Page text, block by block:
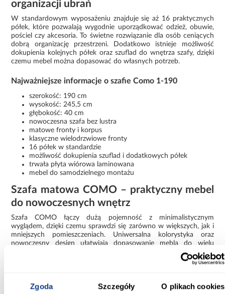
Zgoda Szczegóły O plikach cookies
organizacji ubrań
W standardowym wyposażeniu znajduje się aż 16 praktycznych
półek, które pozwalają wygodnie uporządkować odzież, obuwie,
pościel czy akcesoria. To świetne rozwiązanie dla osób ceniących
dobrą organizację przestrzeni. Dodatkowo istnieje możliwość
dokupienia kolejnych półek oraz szuflad do wnętrza szafy, dzięki
czemu mebel można dopasować do własnych potrzeb.
Najważniejsze informacje o szafie Como 1-190
szerokość: 190 cm
wysokość: 245,5 cm
głębokość: 40 cm
nowoczesna szafa bez lustra
matowe fronty i korpus
klasyczne wielodrzwiowe fronty
16 półek w standardzie
możliwość dokupienia szuflad i dodatkowych półek
trwała płyta wiórowa laminowana
mebel do samodzielnego montażu
Szafa matowa COMO – praktyczny mebel
do nowoczesnych wnętrz
Szafa COMO łączy dużą pojemność z minimalistycznym
wyglądem, dzięki czemu sprawdzi się zarówno w większych, jak i
mniejszych pomieszczeniach. Uniwersalna kolorystyka oraz
nowoczesny design ułatwiają dopasowanie mebla do wielu
aranżacji. To funkcjonalna szafa do przechowywania, która
pomoże utrzymać porządek i estetykę wnętrza każdego dnia.
Informacje Transport Informacje o